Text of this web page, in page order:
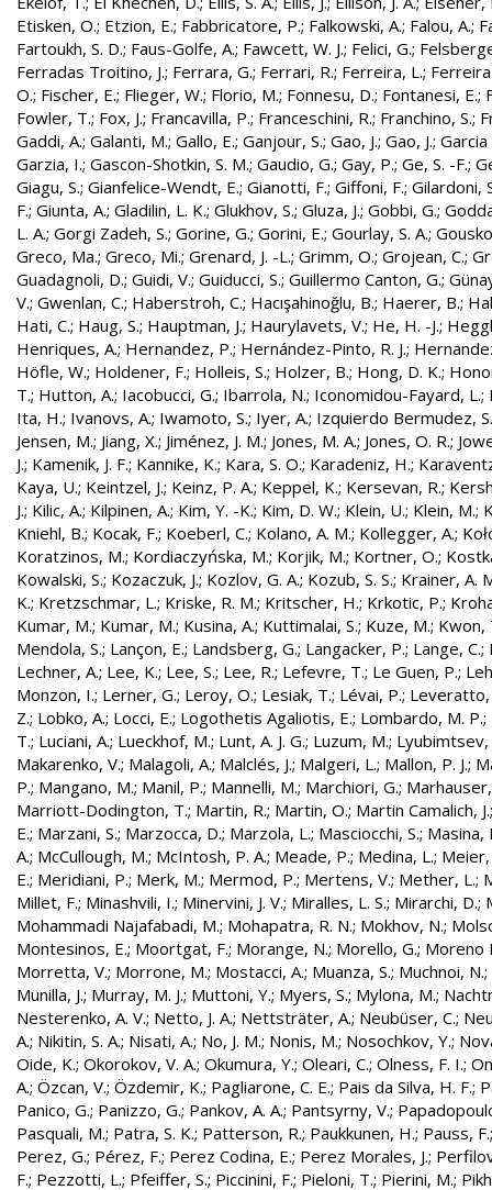
Etisken, O.; Etzion, E.; Fabbricatore, P.; Falkowski, A.; Falou, A.;
Fartoukh, S. D.; Faus-Golfe, A.; Fawcett, W. J.; Felici, G.;
Ferradas Troitino, J.; Ferrara, G.; Ferrari, R.; Ferreira, L.;
O.; Fischer, E.; Flieger, W.; Florio, M.; Fonnesu, D.; Fontanesi, E.;
Fowler, T.; Fox, J.; Francavilla, P.; Franceschini, R.; Franchino, S.;
Gaddi, A.; Galanti, M.; Gallo, E.; Ganjour, S.; Gao, J.; Gao, J.; Garcia
Garzia, I.; Gascon-Shotkin, S. M.; Gaudio, G.; Gay, P.; Ge, S. -F.;
Giagu, S.; Gianfelice-Wendt, E.; Gianotti, F.; Giffoni, F.; Gilardoni,
F.; Giunta, A.; Gladilin, L. K.; Glukhov, S.; Gluza, J.; Gobbi, G.;
L. A.; Gorgi Zadeh, S.; Gorine, G.; Gorini, E.; Gourlay, S. A.;
Greco, Ma.; Greco, Mi.; Grenard, J. -L.; Grimm, O.; Grojean, C.;
Guadagnoli, D.; Guidi, V.; Guiducci, S.; Guillermo Canton, G.;
V.; Gwenlan, C.; Haberstroh, C.; Hacışahinoğlu, B.; Haerer, B.;
Hati, C.; Haug, S.; Hauptman, J.; Haurylavets, V.; He, H. -J.;
Henriques, A.; Hernandez, P.; Hernández-Pinto, R. J.;
Höfle, W.; Holdener, F.; Holleis, S.; Holzer, B.; Hong, D. K.;
T.; Hutton, A.; Iacobucci, G.; Ibarrola, N.; Iconomidou-Fayard, L.;
Ita, H.; Ivanovs, A.; Iwamoto, S.; Iyer, A.; Izquierdo Bermudez, S.
Jensen, M.; Jiang, X.; Jiménez, J. M.; Jones, M. A.; Jones, O. R.;
J.; Kamenik, J. F.; Kannike, K.; Kara, S. O.; Karadeniz, H.;
Kaya, U.; Keintzel, J.; Keinz, P. A.; Keppel, K.; Kersevan, R.;
J.; Kilic, A.; Kilpinen, A.; Kim, Y. -K.; Kim, D. W.; Klein, U.; Klein, M.;
Kniehl, B.; Kocak, F.; Koeberl, C.; Kolano, A. M.; Kollegger, A.;
Koratzinos, M.; Kordiaczyńska, M.; Korjik, M.; Kortner, O.;
Kowalski, S.; Kozaczuk, J.; Kozlov, G. A.; Kozub, S. S.; Krainer, A.
K.; Kretzschmar, L.; Kriske, R. M.; Kritscher, H.; Krkotic, P.;
Kumar, M.; Kumar, M.; Kusina, A.; Kuttimalai, S.; Kuze, M.; Kwon,
Mendola, S.; Lançon, E.; Landsberg, G.; Langacker, P.; Lange, C.;
Lechner, A.; Lee, K.; Lee, S.; Lee, R.; Lefevre, T.; Le Guen, P.;
Monzon, I.; Lerner, G.; Leroy, O.; Lesiak, T.; Lévai, P.; Leveratto,
Z.; Lobko, A.; Locci, E.; Logothetis Agaliotis, E.; Lombardo, M. P.;
T.; Luciani, A.; Lueckhof, M.; Lunt, A. J. G.; Luzum, M.; Lyubimtsev,
Makarenko, V.; Malagoli, A.; Malclés, J.; Malgeri, L.; Mallon, P. J.;
P.; Mangano, M.; Manil, P.; Mannelli, M.; Marchiori, G.;
Marriott-Dodington, T.; Martin, R.; Martin, O.; Martin Camalich, J.
E.; Marzani, S.; Marzocca, D.; Marzola, L.; Masciocchi, S.; Masina,
A.; McCullough, M.; McIntosh, P. A.; Meade, P.; Medina, L.; Meier,
E.; Meridiani, P.; Merk, M.; Mermod, P.; Mertens, V.; Mether, L.;
Millet, F.; Minashvili, I.; Minervini, J. V.; Miralles, L. S.; Mirarchi, D.;
Mohammadi Najafabadi, M.; Mohapatra, R. N.; Mokhov, N.;
Montesinos, E.; Moortgat, F.; Morange, N.; Morello, G.; Moreno
Morretta, V.; Morrone, M.; Mostacci, A.; Muanza, S.; Muchnoi, N.;
Munilla, J.; Murray, M. J.; Muttoni, Y.; Myers, S.; Mylona, M.;
Nesterenko, A. V.; Netto, J. A.; Nettsträter, A.; Neubüser, C.;
A.; Nikitin, S. A.; Nisati, A.; No, J. M.; Nonis, M.; Nosochkov, Y.;
Oide, K.; Okorokov, V. A.; Okumura, Y.; Oleari, C.; Olness, F. I.;
A.; Özcan, V.; Özdemir, K.; Pagliarone, C. E.; Pais da Silva, H. F.;
Panico, G.; Panizzo, G.; Pankov, A. A.; Pantsyrny, V.;
Pasquali, M.; Patra, S. K.; Patterson, R.; Paukkunen, H.; Pauss, F.
Perez, G.; Pérez, F.; Perez Codina, E.; Perez Morales, J.;
F.; Pezzotti, L.; Pfeiffer, S.; Piccinini, F.; Pieloni, T.; Pierini, M.;